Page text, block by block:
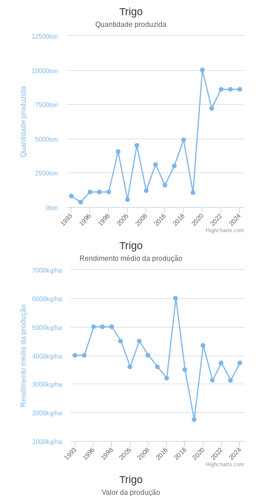
Quantidade produzida
Trigo
Quantidade produzida
1993 1996 1998 2005 2008 2016 2018 2020 2022 2024
0ton
2500ton
5000ton
7500ton
10000ton
12500ton
Highcharts.com
Rendimento médio da produção
Trigo
Rendimento médio da produção
1993 1996 1998 2005 2008 2016 2018 2020 2022 2024
1000kg/ha
2000kg/ha
3000kg/ha
4000kg/ha
5000kg/ha
6000kg/ha
7000kg/ha
Highcharts.com
Trigo
Valor da produção